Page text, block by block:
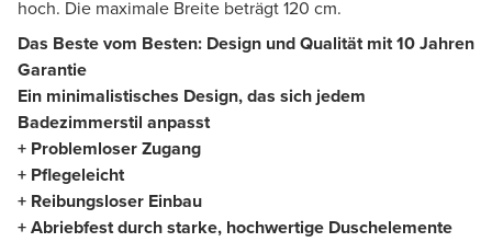
hoch. Die maximale Breite beträgt 120 cm.
Das Beste vom Besten: Design und Qualität mit 10 Jahren
Garantie
Ein minimalistisches Design, das sich jedem
Badezimmerstil anpasst
+ Problemloser Zugang
+ Pflegeleicht
+ Reibungsloser Einbau
+ Abriebfest durch starke, hochwertige Duschelemente